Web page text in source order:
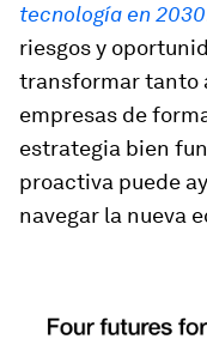
tecnología en 2030
riesgos y
transformar tanto
empresas de
estrategia bien
proactiva puede
navegar la nueva